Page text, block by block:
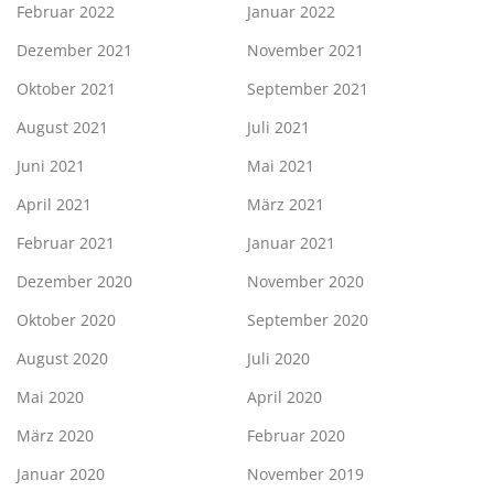
Februar 2022
Januar 2022
Dezember 2021
November 2021
Oktober 2021
September 2021
August 2021
Juli 2021
Juni 2021
Mai 2021
April 2021
März 2021
Februar 2021
Januar 2021
Dezember 2020
November 2020
Oktober 2020
September 2020
August 2020
Juli 2020
Mai 2020
April 2020
März 2020
Februar 2020
Januar 2020
November 2019